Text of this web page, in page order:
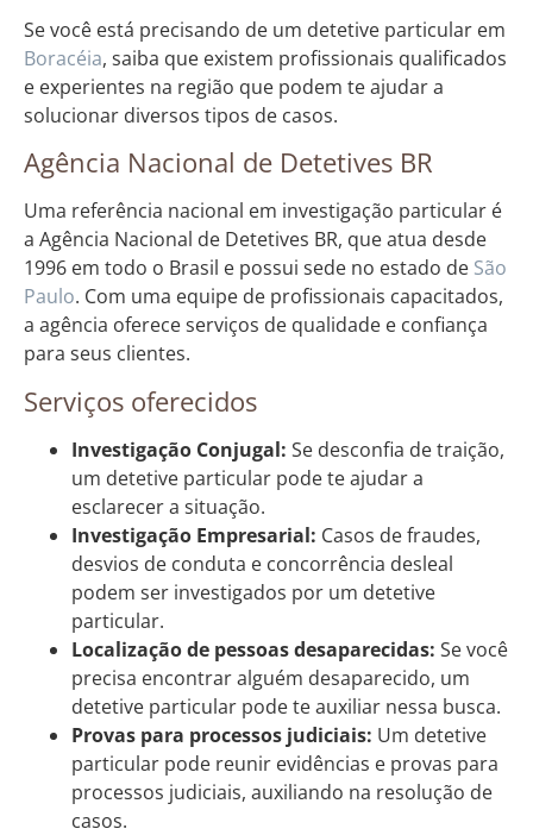
Se você está precisando de um detetive particular em
Boracéia, saiba que existem profissionais qualificados
e experientes na região que podem te ajudar a
solucionar diversos tipos de casos.
Agência Nacional de Detetives BR
Uma referência nacional em investigação particular é
a Agência Nacional de Detetives BR, que atua desde
1996 em todo o Brasil e possui sede no estado de São
Paulo. Com uma equipe de profissionais capacitados,
a agência oferece serviços de qualidade e confiança
para seus clientes.
Serviços oferecidos
Investigação Conjugal: Se desconfia de traição,
um detetive particular pode te ajudar a
esclarecer a situação.
Investigação Empresarial: Casos de fraudes,
desvios de conduta e concorrência desleal
podem ser investigados por um detetive
particular.
Localização de pessoas desaparecidas: Se você
precisa encontrar alguém desaparecido, um
detetive particular pode te auxiliar nessa busca.
Provas para processos judiciais: Um detetive
particular pode reunir evidências e provas para
processos judiciais, auxiliando na resolução de
casos.